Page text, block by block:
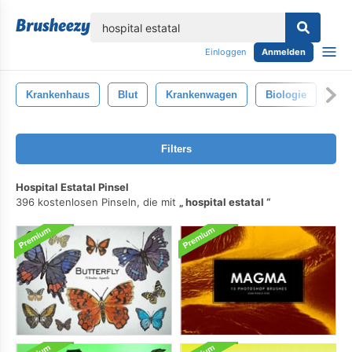
Einloggen Anmelden
Krankenhaus Blut Krankenwagen Biologie
Filters
Hospital Estatal Pinsel
396 kostenlosen Pinseln, die mit
hospital estatal